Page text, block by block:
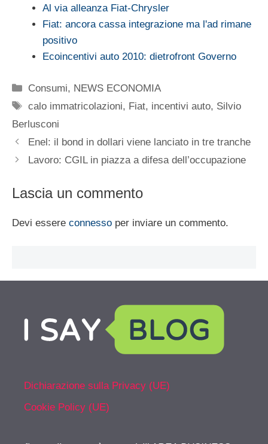
Al via alleanza Fiat-Chrysler
Fiat: ancora cassa integrazione ma l'ad rimane
positivo
Ecoincentivi auto 2010: dietrofront Governo
Categorie
Consumi, NEWS ECONOMIA
Tag
calo immatricolazioni, Fiat, incentivi auto, Silvio
Berlusconi
Enel: il bond in dollari viene lanciato in tre tranche
Lavoro: CGIL in piazza a difesa dell’occupazione
Lascia un commento
Devi essere connesso per inviare un commento.
Dichiarazione sulla Privacy (UE)
Cookie Policy (UE)